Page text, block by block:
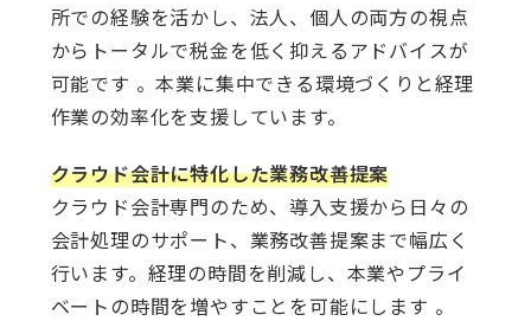
所での経験を活かし、法人、個人の両方の視点
からトータルで税金を低く抑えるアドバイスが
可能です 。本業に集中できる環境づくりと経理
作業の効率化を支援しています。
クラウド会計に特化した業務改善提案
クラウド会計専門のため、導入支援から日々の
会計処理のサポート、業務改善提案まで幅広く
行います。経理の時間を削減し、本業やプライ
ベートの時間を増やすことを可能にします 。